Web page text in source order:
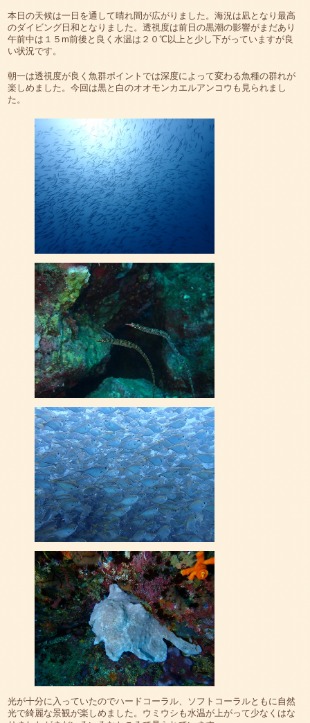
本日の天候は一日を通して晴れ間が広がりました。海況は凪となり最高
のダイビング日和となりました。透視度は前日の黒潮の影響がまだあり
午前中は１５m前後と良く水温は２０℃以上と少し下がっていますが良
い状況です。
朝一は透視度が良く魚群ポイントでは深度によって変わる魚種の群れが
楽しめました。今回は黒と白のオオモンカエルアンコウも見られまし
た。
光が十分に入っていたのでハードコーラル、ソフトコーラルともに自然
光で綺麗な景観が楽しめました。ウミウシも水温が上がって少なくはな